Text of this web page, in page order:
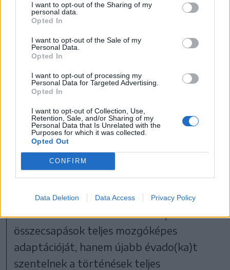
I want to opt-out of the Sharing of my
personal data.
Opted In
I want to opt-out of the Sale of my
Personal Data.
Opted In
I want to opt-out of processing my
Personal Data for Targeted Advertising.
Opted In
I want to opt-out of Collection, Use,
Retention, Sale, and/or Sharing of my
Personal Data that Is Unrelated with the
Purposes for which it was collected.
Opted Out
CONFIRM
Data Deletion Data Access Privacy Policy
Jó évnek ígérkezik 2024 is
előzetes jött ki az év két legjobban várt
sorozatához, a Trónok harca-
második évadához, és az Amazonnál
készült A Hatalom Gyűrűi folytatásához.
És bár rövidebb lesz a második évad, újabb
összecsapástól egyáltalán nem kell tartani
ugyanis az HBO-t tulajdonló Warnernél
már be is rendelték a harmadik évadot,
ami azt jelenti, hogy nem kapjuk most meg
a feketék és a zöldek között zajló
összecsapások teljes mozgóképes
adaptációját, hanem újabb évado(ka)t
szentelnek a történések teljes